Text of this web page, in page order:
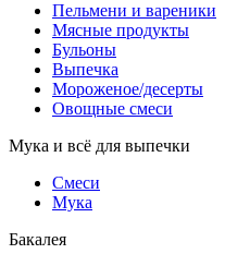
Пельмени и вареники
Мясные продукты
Бульоны
Выпечка
Мороженое/десерты
Овощные смеси
Мука и всё для выпечки
Смеси
Мука
Бакалея